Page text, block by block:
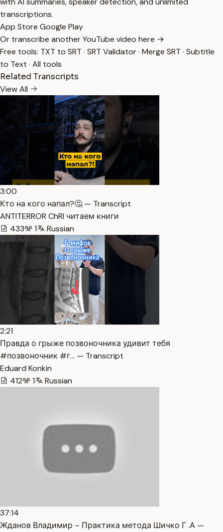
transcriptions.
App Store Google Play
Or transcribe another YouTube video here →
Free tools: TXT to SRT · SRT Validator· Merge SRT · Subtitle
to Text · All tools
Related Transcripts
View All
3:00
Кто на кого напал?🤔 — Transcript
ANTITERROR ChRI читаем книги
433
1 Russian
2:21
Правда о грыже позвоночника удивит тебя
#позвоночник #г… — Transcript
Eduard Konkin
412
1 Russian
37:14
Жданов Владимир – Практика метода Шичко Г .А —